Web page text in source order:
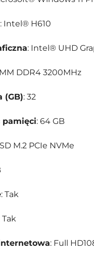
: Intel® H610
: Intel® UHD
DDR4 3200MHz
(GB): 32
pamięci: 64 GB
M.2 PCIe NVMe
: Tak
Tak
: Full